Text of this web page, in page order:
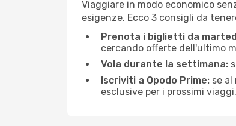
Viaggiare in modo economico
esigenze. Ecco 3 consigli da
Prenota i biglietti da
cercando offerte dell'ultimo
Vola durante la settimana:
Iscriviti a Opodo Prime: se al
esclusive per i prossimi